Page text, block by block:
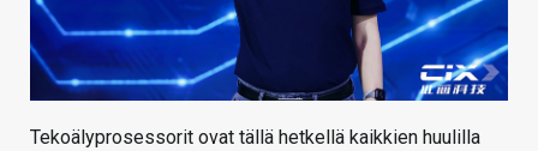
Tekoälyprosessorit ovat tällä hetkellä kaikkien huulilla